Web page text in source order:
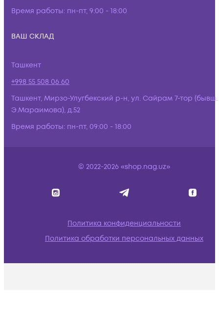
Время работы: пн-пт, 9:00 - 18:00
ВАШ СКЛАД
Ташкент
+998 55 508 06 60
Ташкент, Мирзо-Улугбекский р-н, ул. Сайрам 7-тор (бывш.
Э.Мараимова), д.52
Время работы: пн-пт, 09:00 - 18:00
© 2022-2026 «shop.nag.uz»
Политика конфиденциальности
Политика обработки персональных данных